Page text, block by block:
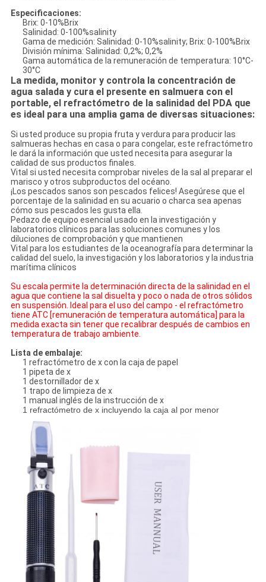
Especificaciones:
Brix: 0-10%Brix
Salinidad: 0-100%salinity
Gama de medición: Salinidad: 0-10%salinity; Brix: 0-100%Brix
División mínima: Salinidad: 0,2%; 0,2%
Gama automática de la remuneración de temperatura: 10°C-
30°C
La medida, monitor y controla la concentración de
agua salada y cura el presente en salmuera con el
portable, el refractómetro de la salinidad del PDA que
es ideal para una amplia gama de diversas situaciones:
Si usted produce su propia fruta y verdura para producir las
salmueras hechas en casa o para congelar, este refractómetro
le dará la información que usted necesita para asegurar la
calidad de sus productos finales.
Vital si usted necesita comprobar niveles de la sal al preparar el
marisco y otros subproductos del océano.
¡Los pescados sanos son pescados felices! Asegúrese que el
porcentaje de la salinidad en su acuario o charca sea apenas
cómo sus pescados les gusta ella.
Pedazo de equipo esencial usado en la investigación y
laboratorios clínicos para las soluciones comunes y los
diluciones de comprobación y que mantienen
Vital para los estudiantes de la oceanografía para determinar la
calidad del suelo, la investigación y los laboratorios y la industria
marítima clínicos
Su escala permite la determinación directa de la salinidad en el
agua que contiene la sal disuelta y poco o nada de otros sólidos
en suspensión. Ideal para el uso del campo - el refractómetro
tiene ATC [remuneración de temperatura automática] para la
medida exacta sin tener que recalibrar después de cambios en
temperatura de trabajo ambiente.
Lista de embalaje:
1 refractómetro de x con la caja de papel
1 pipeta de x
1 destornillador de x
1 trapo de limpieza de x
1 manual inglés de la instrucción de x
1 refractómetro de x incluyendo la caja al por menor